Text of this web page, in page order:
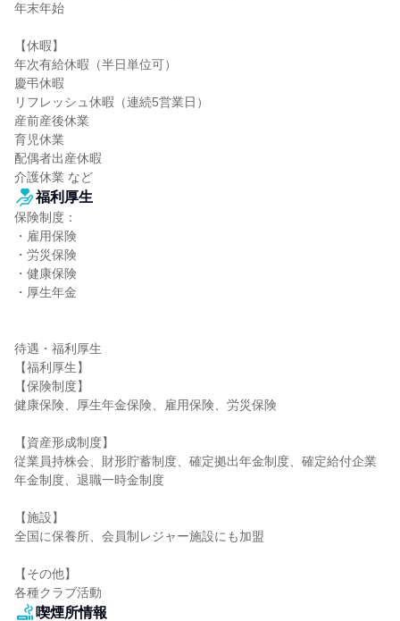
年末年始
【休暇】
年次有給休暇（半日単位可）
慶弔休暇
リフレッシュ休暇（連続5営業日）
産前産後休業
育児休業
配偶者出産休暇
介護休業 など
福利厚生
保険制度：
・雇用保険
・労災保険
・健康保険
・厚生年金
待遇・福利厚生
【福利厚生】
【保険制度】
健康保険、厚生年金保険、雇用保険、労災保険
【資産形成制度】
従業員持株会、財形貯蓄制度、確定拠出年金制度、確定給付企業
年金制度、退職一時金制度
【施設】
全国に保養所、会員制レジャー施設にも加盟
【その他】
各種クラブ活動
喫煙所情報